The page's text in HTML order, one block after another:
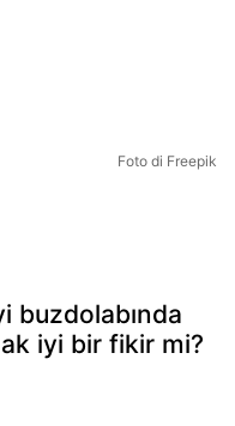
Foto di Freepik
buzdolabında
iyi bir fikir mi?